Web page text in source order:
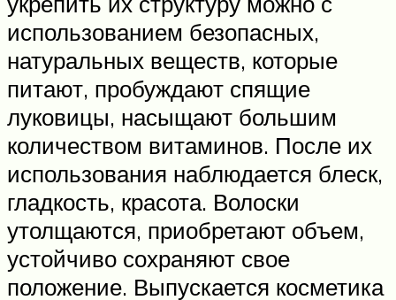
использованием безопасных,
натуральных веществ, которые
питают, пробуждают спящие
луковицы, насыщают большим
количеством витаминов. После их
использования наблюдается блеск,
гладкость, красота. Волоски
утолщаются, приобретают объем,
устойчиво сохраняют свое
положение. Выпускается косметика